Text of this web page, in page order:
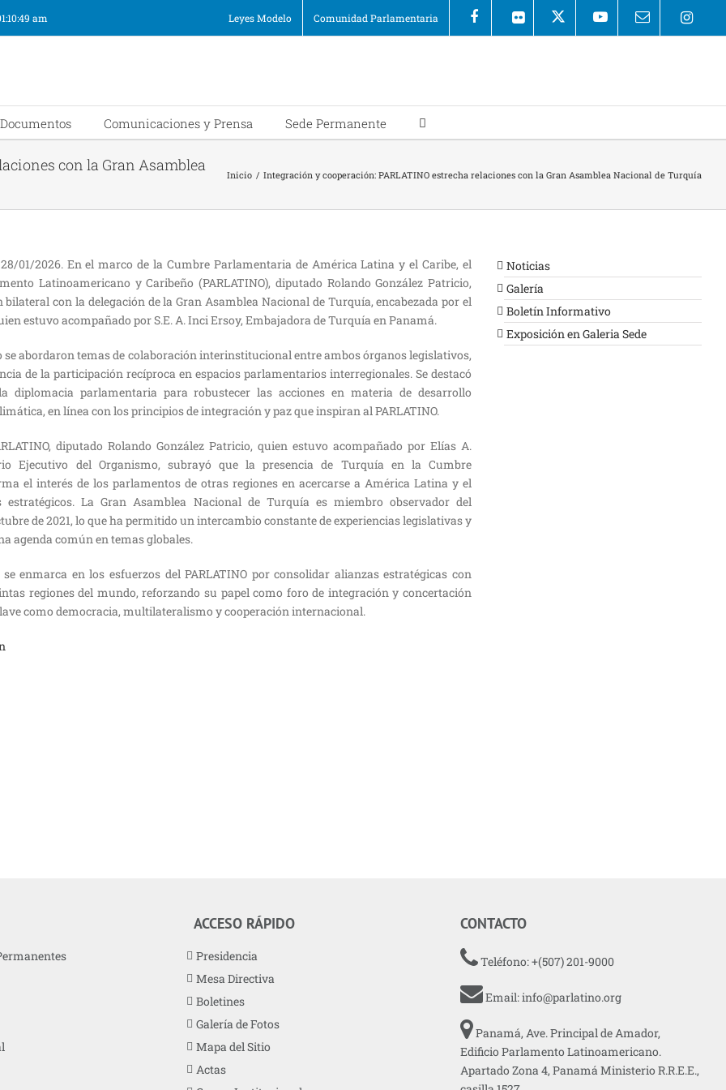
am Leyes Modelo Comunidad Parlamentaria
Documentos Comunicaciones y Prensa Sede Permanente
con la Gran Asamblea
Inicio / Integración y cooperación: PARLATINO estrecha relaciones con la Gran Asamblea Nacional de Turquía
01/2026. En el marco de la Cumbre Parlamentaria de América Latina y el Caribe, el
Latinoamericano y Caribeño (PARLATINO), diputado Rolando González Patricio,
con la delegación de la Gran Asamblea Nacional de Turquía, encabezada por el
estuvo acompañado por S.E. A. Inci Ersoy, Embajadora de Turquía en Panamá.
se abordaron temas de colaboración interinstitucional entre ambos órganos legislativos,
de la participación recíproca en espacios parlamentarios interregionales. Se destacó
diplomacia parlamentaria para robustecer las acciones en materia de desarrollo
en línea con los principios de integración y paz que inspiran al PARLATINO.
diputado Rolando González Patricio, quien estuvo acompañado por Elías A.
Ejecutivo del Organismo, subrayó que la presencia de Turquía en la Cumbre
el interés de los parlamentos de otras regiones en acercarse a América Latina y el
estratégicos. La Gran Asamblea Nacional de Turquía es miembro observador del
de 2021, lo que ha permitido un intercambio constante de experiencias legislativas y
agenda común en temas globales.
enmarca en los esfuerzos del PARLATINO por consolidar alianzas estratégicas con
regiones del mundo, reforzando su papel como foro de integración y concertación
como democracia, multilateralismo y cooperación internacional.
Noticias
Galería
Boletín Informativo
Exposición en Galeria Sede
ACCESO RÁPIDO
Presidencia
Mesa Directiva
Boletines
Galería de Fotos
Mapa del Sitio
Actas
CONTACTO
Teléfono: +(507) 201-9000
Email:info@parlatino.org
Panamá, Ave. Principal de Amador,
Edificio Parlamento Latinoamericano.
Apartado Zona 4, Panamá Ministerio R.R.E.E.,